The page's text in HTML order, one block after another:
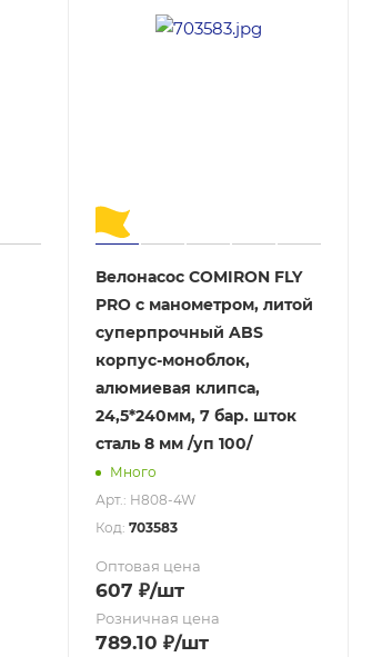
Велонасос COMIRON FLY
PRO с манометром, литой
суперпрочный ABS
корпус-моноблок,
алюмиевая клипса,
24,5*240мм, 7 бар. шток
сталь 8 мм /уп 100/
Много
Арт.: H808-4W
Код:703583
Оптовая цена
607 ₽/шт
Розничная цена
789.10 ₽/шт